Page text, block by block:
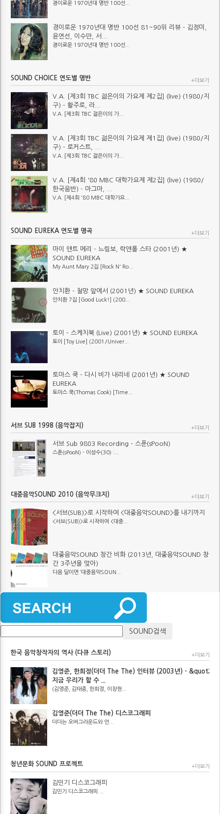
경이로운 1970년대 명반 100선...
경이로운 1970년대 명반 100선 81~90위 리뷰 - 김정미,
윤연선, 이수만, 서...
경이로운 1970년대 명반 100선...
SOUND CHOICE 연도별 명반 +더보기
V.A. [제3회 TBC 젊은이의 가요제 제2집] (live) (1980/지
구) - 활주로, 라...
V.A. [제3회 TBC 젊은이의 가...
V.A. [제3회 TBC 젊은이의 가요제 제1집] (live) (1980/지
구) - 로커스트, ...
V.A. [제3회 TBC 젊은이의 가...
V.A. [제4회 '80 MBC 대학가요제 제2집] (live) (1980/
한국음반) - 마그마, ...
V.A. [제4회 '80 MBC 대학가요...
SOUND EUREKA 연도별 명곡 +더보기
마이 앤트 메리 - 느림보, 락앤롤 스타 (2001년) ★
SOUND EUREKA
My Aunt Mary 2집 [Rock N' Ro...
안치환 - 철망 앞에서 (2001년) ★ SOUND EUREKA
안치환 7집 [Good Luck!] (200...
토이 - 스케치북 (Live) (2001년) ★ SOUND EUREKA
토이 [Toy Live] (2001/Univer...
토마스 쿡 - 다시 비가 내리네 (2001년) ★ SOUND
EUREKA
토마스 쿡(Thomas Cook) [Time...
서브 SUB 1998 (음악잡지) +더보기
서브 Sub 9803 Recording - 스푼(sPooN)
스푼(sPooN) - 이성수(30) :...
대중음악SOUND 2010 (음악무크지) +더보기
<서브(SUB)>로 시작하여 <대중음악SOUND>를 내기까지
<서브(SUB)>로 시작하여 <대중...
대중음악SOUND 창간 비화 (2013년, 대중음악SOUND 창
간 3주년을 맞아)
다음 달이면 ‘대중음악SOUN...
한국 음악창작자의 역사 (다큐 스토리) +더보기
김영준, 한희정(더더 The The) 인터뷰 (2003년) - &quot;
지금 우리가 할 수 ...
(김영준, 김태종, 한희정, 이창현...
김영준(더더 The The) 디스코그래피
더더는 오버그라운드와 언...
청년문화 SOUND 프로젝트 +더보기
김민기 디스코그래피
김민기 디스코그래피 ...